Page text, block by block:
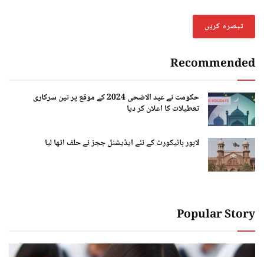
Recommended
حکومت نے عید الاضحی 2024 کے موقع پر تین سرکاری
تعطیلات کا اعلان کر دیا
لاہور ہائیکورٹ کے نئے ایڈیشنل ججز نے حلف اٹھا لیا
Popular Story